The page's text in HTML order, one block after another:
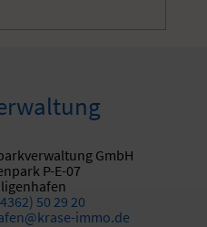
GmbH
P-E-07
50 29 20
immo.de